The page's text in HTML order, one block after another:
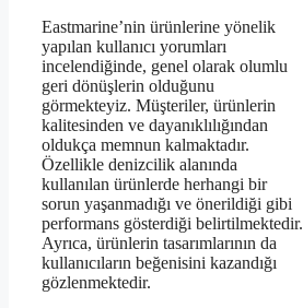
Eastmarine’nin ürünlerine yönelik
yapılan kullanıcı yorumları
incelendiğinde, genel olarak olumlu
geri dönüşlerin olduğunu
görmekteyiz. Müşteriler, ürünlerin
kalitesinden ve dayanıklılığından
oldukça memnun kalmaktadır.
Özellikle denizcilik alanında
kullanılan ürünlerde herhangi bir
sorun yaşanmadığı ve önerildiği gibi
performans gösterdiği belirtilmektedir.
Ayrıca, ürünlerin tasarımlarının da
kullanıcıların beğenisini kazandığı
gözlenmektedir.